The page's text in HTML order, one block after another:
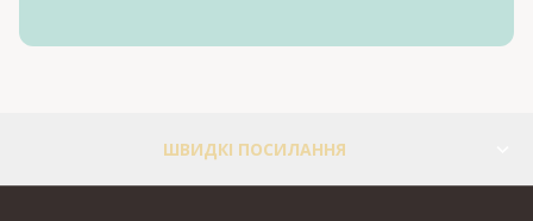
ШВИДКІ ПОСИЛАННЯ